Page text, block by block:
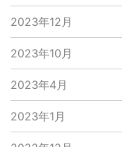
2023年12月
2023年10月
2023年4月
2023年1月